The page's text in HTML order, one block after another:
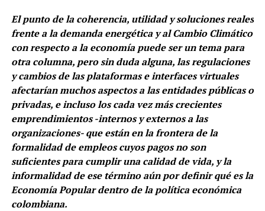
El punto de la coherencia, utilidad y soluciones reales
frente a la demanda energética y al Cambio Climático
con respecto a la economía puede ser un tema para
otra columna, pero sin duda alguna, las regulaciones
y cambios de las plataformas e interfaces virtuales
afectarían muchos aspectos a las entidades públicas o
privadas, e incluso los cada vez más crecientes
emprendimientos -internos y externos a las
organizaciones- que están en la frontera de la
formalidad de empleos cuyos pagos no son
suficientes para cumplir una calidad de vida, y la
informalidad de ese término aún por definir qué es la
Economía Popular dentro de la política económica
colombiana.